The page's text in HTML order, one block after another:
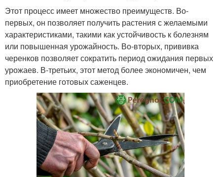
Этот процесс имеет множество преимуществ. Во-
первых, он позволяет получить растения с желаемыми
характеристиками, такими как устойчивость к болезням
или повышенная урожайность. Во-вторых, прививка
черенков позволяет сократить период ожидания первых
урожаев. В-третьих, этот метод более экономичен, чем
приобретение готовых саженцев.